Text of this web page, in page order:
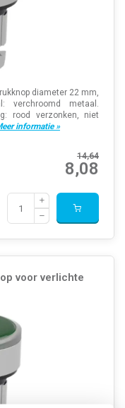
diameter 22 mm,
verchroomd metaal.
rood verzonken, niet
informatie »
14,64
8,08
voor verlichte